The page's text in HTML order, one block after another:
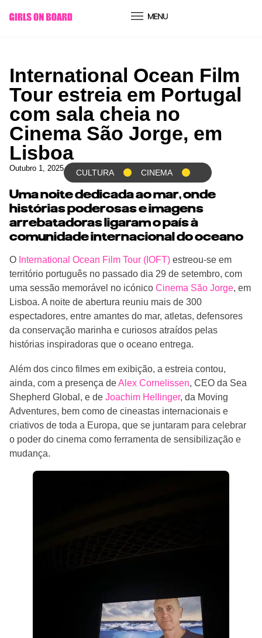
conteúdo
International Ocean Film
Tour estreia em Portugal
com sala cheia no
Cinema São Jorge, em
Lisboa
Outubro 1, 2025 CULTURA CINEMA
Uma noite dedicada ao mar, onde
histórias poderosas e imagens
arrebatadoras ligaram o país à
comunidade internacional do oceano
O International Ocean Film Tour (IOFT) estreou-se em
território português no passado dia 29 de setembro, com
uma sessão memorável no icónico Cinema São Jorge, em
Lisboa. A noite de abertura reuniu mais de 300
espectadores, entre amantes do mar, atletas, defensores
da conservação marinha e curiosos atraídos pelas
histórias inspiradoras que o oceano entrega.
Além dos cinco filmes em exibição, a estreia contou,
ainda, com a presença deAlex Cornelissen, CEO da Sea
Shepherd Global, e de Joachim Hellinger, da Moving
Adventures, bem como de cineastas internacionais e
criativos de toda a Europa, que se juntaram para celebrar
o poder do cinema como ferramenta de sensibilização e
mudança.